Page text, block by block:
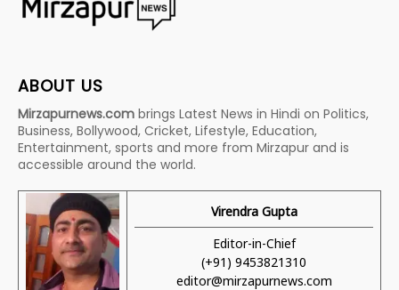
ABOUT US
Mirzapurnews.com brings Latest News in Hindi on Politics,
Business, Bollywood, Cricket, Lifestyle, Education,
Entertainment, sports and more from Mirzapur and is
accessible around the world.
Virendra Gupta
Editor-in-Chief
(+91) 9453821310
editor@mirzapurnews.com